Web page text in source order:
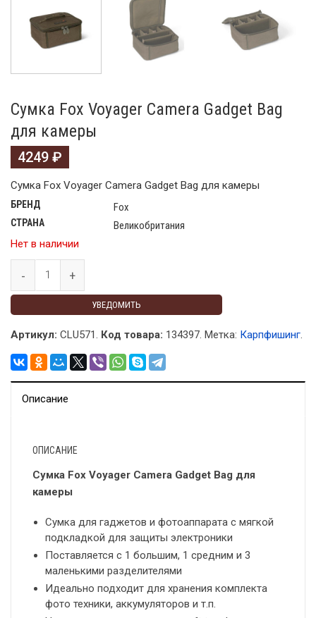
Сумка Fox Voyager Camera Gadget Bag
для камеры
4249 ₽
Сумка Fox Voyager Camera Gadget Bag для камеры
БРЕНД Fox
СТРАНА
Великобритания
Нет в наличии
УВЕДОМИТЬ
Артикул: CLU571. Код товара: 134397. Метка: Карпфишинг.
Описание
ОПИСАНИЕ
Сумка Fox Voyager Camera Gadget Bag для
камеры
Сумка для гаджетов и фотоаппарата с мягкой
подкладкой для защиты электроники
Поставляется с 1 большим, 1 средним и 3
маленькими разделителями
Идеально подходит для хранения комплекта
фото техники, аккумуляторов и т.п.